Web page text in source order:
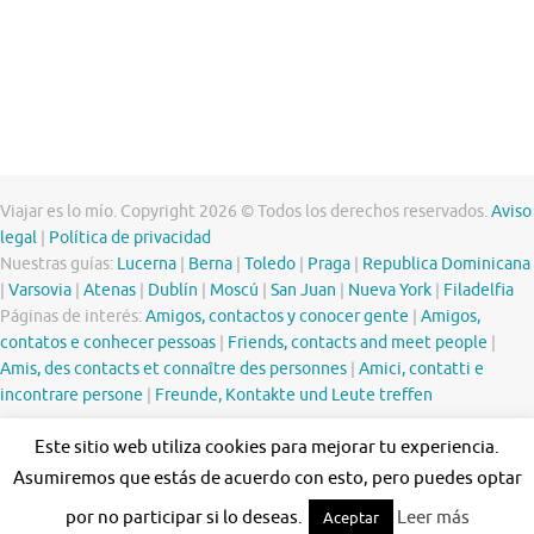
Viajar es lo mío. Copyright 2026 © Todos los derechos reservados.Aviso
legal
Política de privacidad
Nuestras guías: Lucerna Berna Toledo Praga
Republica Dominicana
Varsovia Atenas Dublín Moscú San Juan Nueva York
Filadelfia
Páginas de interés:Amigos, contactos y conocer gente
Amigos,
contatos e conhecer pessoas
Friends, contacts and meet people
Amis, des contacts et connaître des personnes Amici, contatti e
incontrare persone
Freunde, Kontakte und Leute treffen
Funciona conTempera& WordPress.
Este sitio web utiliza cookies para mejorar tu experiencia.
Asumiremos que estás de acuerdo con esto, pero puedes optar
por no participar si lo deseas.
Aceptar Leer más